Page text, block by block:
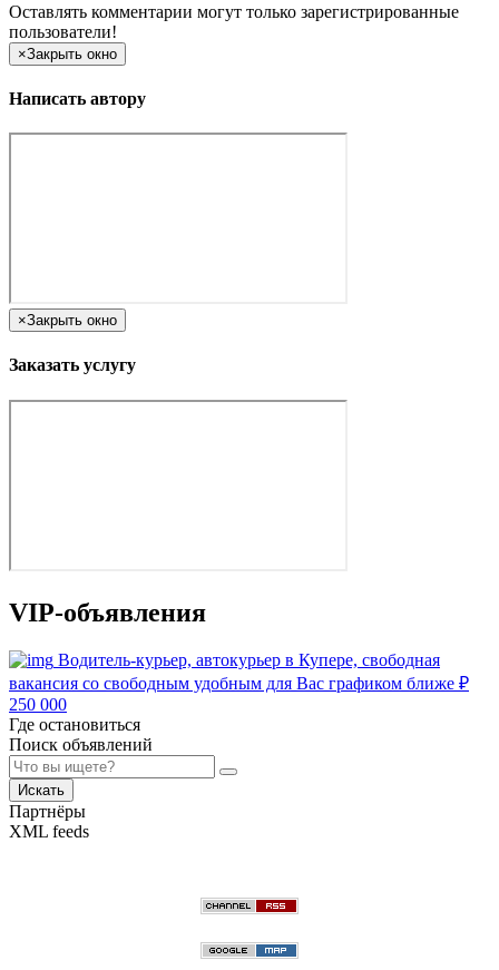
Оставлять комментарии могут только зарегистрированные
пользователи!
×Закрыть окно
Написать автору
×Закрыть окно
Заказать услугу
VIP-объявления
Водитель-курьер, автокурьер в Купере, свободная
вакансия со свободным удобным для Вас графиком ближе ₽
250 000
Где остановиться
Поиск объявлений
Искать
Партнёры
XML feeds